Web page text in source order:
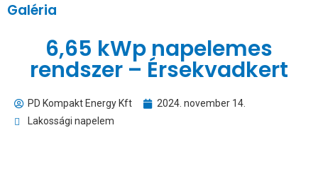
Galéria
6,65 kWp napelemes
rendszer – Érsekvadkert
PD Kompakt Energy Kft
2024. november 14.
Lakossági napelem